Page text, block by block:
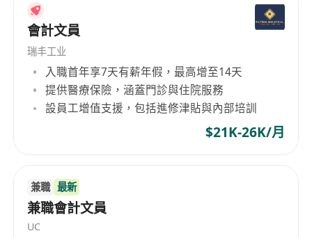
會計文員
瑞丰工业
入職首年享7天有薪年假，最高增至14天
提供醫療保險，涵蓋門診與住院服務
設員工增值支援，包括進修津貼與內部培訓
$21K-26K/月
兼職 最新
兼職會計文員
UC